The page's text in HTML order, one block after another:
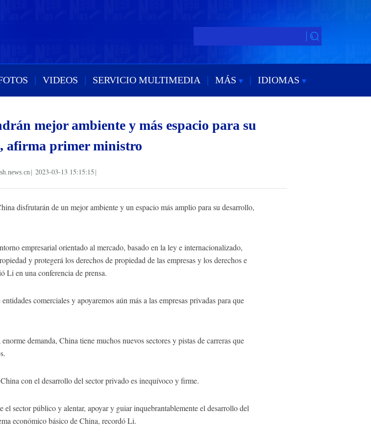
| VIDEOS | SERVICIO MULTIMEDIA | MÁS | IDIOMAS
mejor ambiente y más espacio para su
afirma primer ministro
2023-03-13 15:15:15
disfrutarán de un mejor ambiente y un espacio más amplio para su desarrollo,
empresarial orientado al mercado, basado en la ley e internacionalizado,
y protegerá los derechos de propiedad de las empresas y los derechos e
Li en una conferencia de prensa.
comerciales y apoyaremos aún más a las empresas privadas para que
demanda, China tiene muchos nuevos sectores y pistas de carreras que
con el desarrollo del sector privado es inequívoco y firme.
sector público y alentar, apoyar y guiar inquebrantablemente el desarrollo del
económico básico de China, recordó Li.